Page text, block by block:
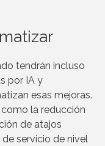
tendrán incluso
por IA y
esas mejoras.
la reducción
de atajos
servicio de nivel